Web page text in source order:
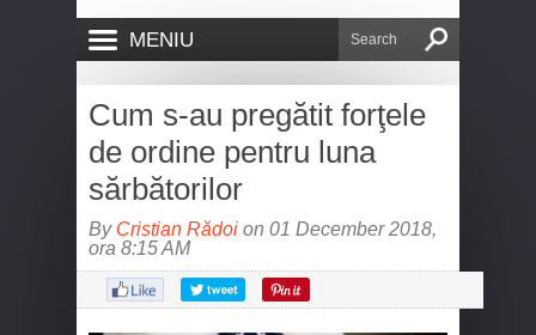
MENIU
Cum s-au pregătit forţele
de ordine pentru luna
sărbătorilor
By Cristian Rădoi on 01 December 2018,
ora 8:15 AM